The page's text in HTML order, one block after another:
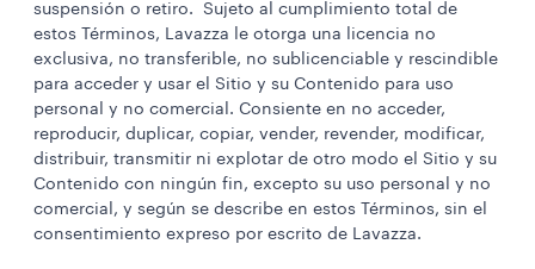
suspensión o retiro. Sujeto al cumplimiento total de
estos Términos, Lavazza le otorga una licencia no
exclusiva, no transferible, no sublicenciable y rescindible
para acceder y usar el Sitio y su Contenido para uso
personal y no comercial. Consiente en no acceder,
reproducir, duplicar, copiar, vender, revender, modificar,
distribuir, transmitir ni explotar de otro modo el Sitio y su
Contenido con ningún fin, excepto su uso personal y no
comercial, y según se describe en estos Términos, sin el
consentimiento expreso por escrito de Lavazza.